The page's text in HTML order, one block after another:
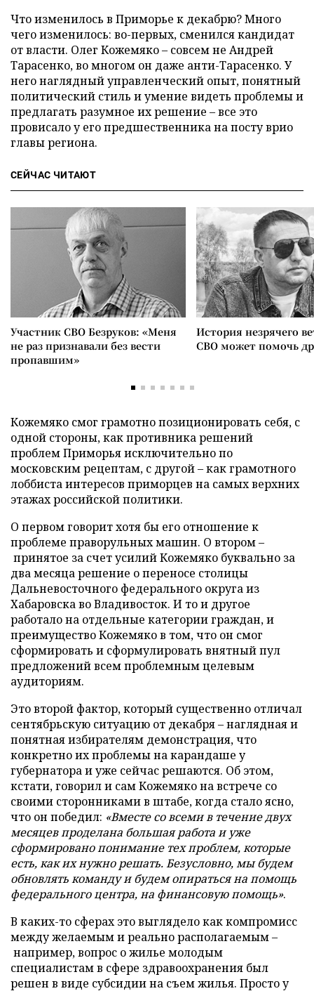
Что изменилось в Приморье к декабрю? Много
чего изменилось: во-первых, сменился кандидат
от власти. Олег Кожемяко – совсем не Андрей
Тарасенко, во многом он даже анти-Тарасенко. У
него наглядный управленческий опыт, понятный
политический стиль и умение видеть проблемы и
предлагать разумное их решение – все это
провисало у его предшественника на посту врио
главы региона.
СЕЙЧАС ЧИТАЮТ
Участник СВО Безруков: «Меня
не раз признавали без вести
пропавшим»
История незрячего
СВО может помочь
Кожемяко смог грамотно позиционировать себя, с
одной стороны, как противника решений
проблем Приморья исключительно по
московским рецептам, с другой – как грамотного
лоббиста интересов приморцев на самых верхних
этажах российской политики.
О первом говорит хотя бы его отношение к
проблеме праворульных машин. О втором –
принятое за счет усилий Кожемяко буквально за
два месяца решение о переносе столицы
Дальневосточного федерального округа из
Хабаровска во Владивосток. И то и другое
работало на отдельные категории граждан, и
преимущество Кожемяко в том, что он смог
сформировать и сформулировать внятный пул
предложений всем проблемным целевым
аудиториям.
Это второй фактор, который существенно отличал
сентябрьскую ситуацию от декабря – наглядная и
понятная избирателям демонстрация, что
конкретно их проблемы на карандаше у
губернатора и уже сейчас решаются. Об этом,
кстати, говорил и сам Кожемяко на встрече со
своими сторонниками в штабе, когда стало ясно,
что он победил: «Вместе со всеми в течение двух
месяцев проделана большая работа и уже
сформировано понимание тех проблем, которые
есть, как их нужно решать. Безусловно, мы будем
обновлять команду и будем опираться на помощь
федерального центра, на финансовую помощь».
В каких-то сферах это выглядело как компромисс
между желаемым и реально располагаемым –
например, вопрос о жилье молодым
специалистам в сфере здравоохранения был
решен в виде субсидии на съем жилья. Просто у